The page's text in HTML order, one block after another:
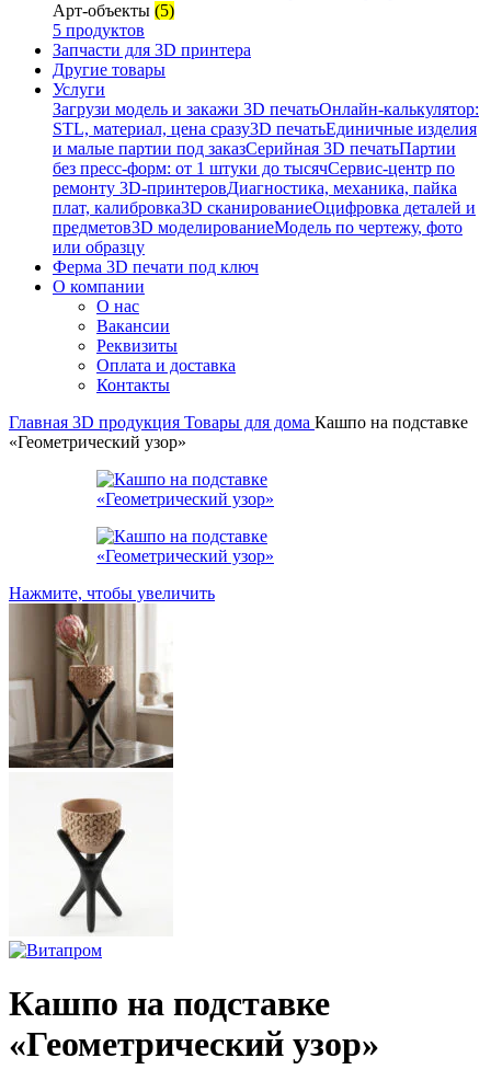
Арт-объекты (5)
5 продуктов
Запчасти для 3D принтера
Другие товары
Услуги
Загрузи модель и закажи 3D печатьОнлайн-калькулятор:
STL, материал, цена сразу3D печатьЕдиничные изделия
и малые партии под заказСерийная 3D печатьПартии
без пресс-форм: от 1 штуки до тысячСервис-центр по
ремонту 3D-принтеровДиагностика, механика, пайка
плат, калибровка3D сканированиеОцифровка деталей и
предметов3D моделированиеМодель по чертежу, фото
или образцу
Ферма 3D печати под ключ
О компании
О нас
Вакансии
Реквизиты
Оплата и доставка
Контакты
Главная 3D продукция Товары для дома Кашпо на подставке
«Геометрический узор»
Нажмите, чтобы увеличить
Кашпо на подставке
«Геометрический узор»